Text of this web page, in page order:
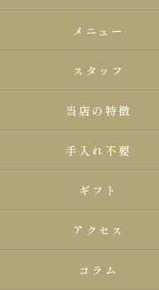
メニュー
スタッフ
当店の特徴
手入れ不要
ギフト
アクセス
コラム